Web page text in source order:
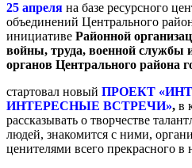
25 апреля на базе ресурсного
объединений Центрального
инициативе Районной
войны, труда, военной службы
органов Центрального района
стартовал новый ПРОЕКТ
ИНТЕРЕСНЫЕ ВСТРЕЧИ», в
рассказывать о творчестве
людей, знакомится с ними,
ценителями всего прекрасного